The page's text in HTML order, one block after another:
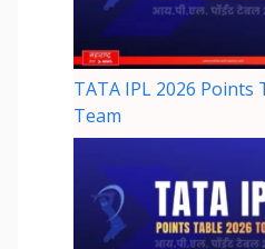
TATA IPL 2026 Points
Team